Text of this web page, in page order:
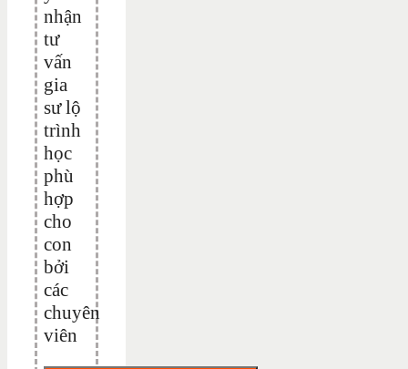
nhận
tư
vấn
gia
sư lộ
trình
học
phù
hợp
cho
con
bởi
các
chuyên
viên